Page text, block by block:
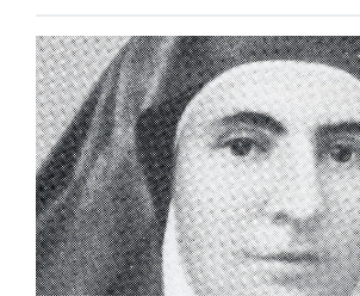
Otoitzaldia, larunbat honetan,